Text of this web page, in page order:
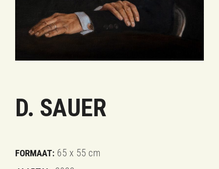
D. SAUER
FORMAAT: 65 x 55 cm